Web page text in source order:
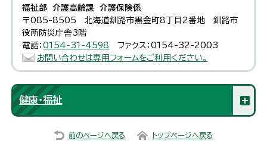
福祉部 介護高齢課 介護保険係
〒085-8505 北海道釧路市黒金町8丁目2番地 釧路市
役所防災庁舎3階
電話：0154-31-4598
ファクス：0154-32-2003
お問い合わせは専用フォームをご利用ください。
健康・福祉
前のページへ戻る トップページへ戻る